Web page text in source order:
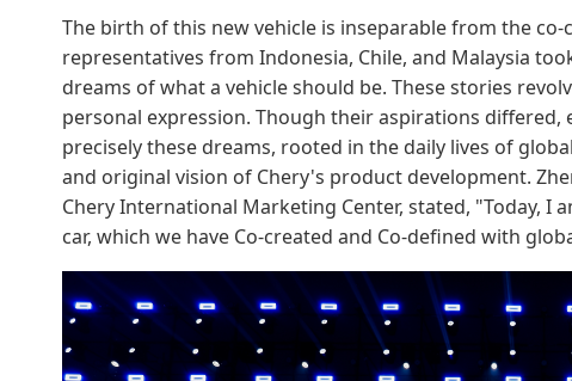
The birth of this new vehicle is inseparable from the
representatives from Indonesia, Chile, and Malaysia
dreams of what a vehicle should be. These stories
personal expression. Though their aspirations
precisely these dreams, rooted in the daily lives of
and original vision of Chery's product development.
Chery International Marketing Center, stated, "Today, I
car, which we have Co-created and Co-defined with